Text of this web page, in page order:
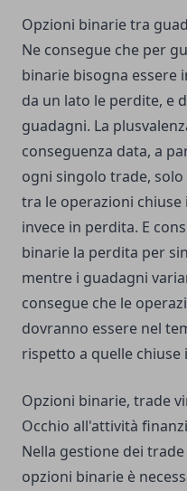
Opzioni binarie tra
Ne consegue che per
binarie bisogna essere
da un lato le perdite, e
guadagni. La
conseguenza data, a
ogni singolo trade,
tra le operazioni
invece in perdita. E
binarie la perdita per
mentre i guadagni
consegue che le
dovranno essere nel
rispetto a quelle chiuse
Opzioni binarie, trade
Occhio all'attività
Nella gestione dei
opzioni binarie è